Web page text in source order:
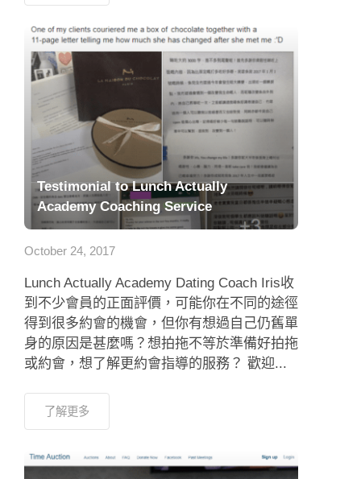
Testimonial to Lunch Actually
Academy Coaching Service
October 24, 2017
Lunch Actually Academy Dating Coach Iris收
到不少會員的正面評價，可能你在不同的途徑
得到很多約會的機會，但你有想過自己仍舊單
身的原因是甚麼嗎？想拍拖不等於準備好拍拖
或約會，想了解更約會指導的服務？ 歡迎...
了解更多